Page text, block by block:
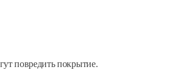
повредить покрытие.